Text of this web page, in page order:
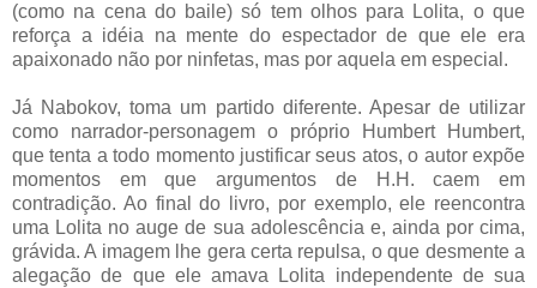
(como na cena do baile) só tem olhos para Lolita, o que
reforça a idéia na mente do espectador de que ele era
apaixonado não por ninfetas, mas por aquela em especial.
Já Nabokov, toma um partido diferente. Apesar de utilizar
como narrador-personagem o próprio Humbert Humbert,
que tenta a todo momento justificar seus atos, o autor expõe
momentos em que argumentos de H.H. caem em
contradição. Ao final do livro, por exemplo, ele reencontra
uma Lolita no auge de sua adolescência e, ainda por cima,
grávida. A imagem lhe gera certa repulsa, o que desmente a
alegação de que ele amava Lolita independente de sua